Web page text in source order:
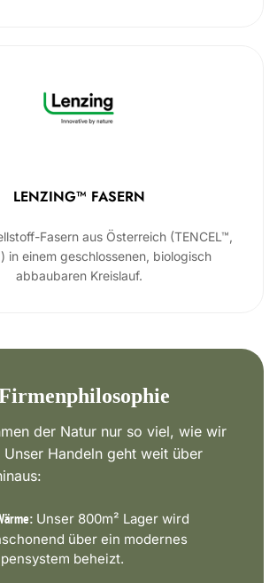
LENZING™ FASERN
Fasern aus Österreich (TENCEL™,
in einem geschlossenen, biologisch
abbaubaren Kreislauf.
der Natur nur so viel, wie wir
Handeln geht weit über
Unser 800m² Lager wird
über ein modernes
beheizt.